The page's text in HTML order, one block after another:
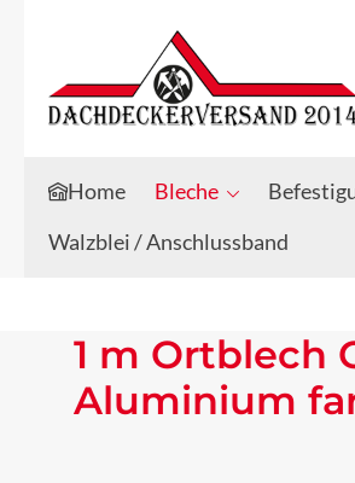
Zum Hauptinhalt springen
Zur Suche springen
Home Bleche
Walzblei / Anschlussband
1 m Ortblech
Aluminium